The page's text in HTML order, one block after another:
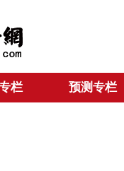
栏 预测专栏